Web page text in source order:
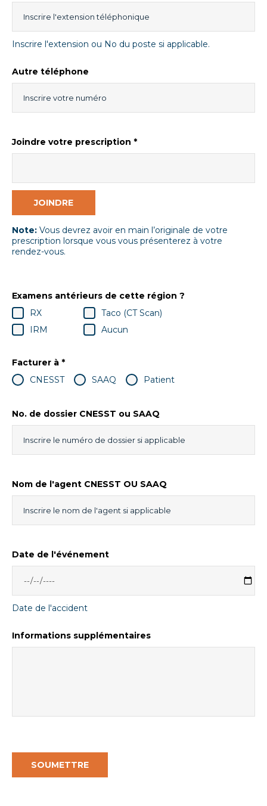
Inscrire l'extension ou No du poste si applicable.
Autre téléphone
Joindre votre prescription *
JOINDRE
Note: Vous devrez avoir en main l’originale de votre
prescription lorsque vous vous présenterez à votre
rendez-vous.
Examens antérieurs de cette région ?
RX
Taco (CT Scan)
IRM
Aucun
Facturer à *
CNESST
SAAQ Patient
No. de dossier CNESST ou SAAQ
Nom de l'agent CNESST OU SAAQ
Date de l'événement
Date de l'accident
Informations supplémentaires
SOUMETTRE